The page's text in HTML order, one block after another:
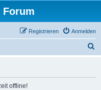
Forum
Anmelden
Registrieren
offline!